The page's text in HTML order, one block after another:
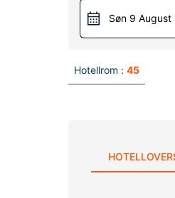
Søn 9 August
Hotellrom : 45